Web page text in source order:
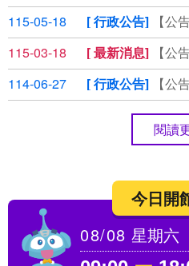
115-05-18
行政公告
【公
115-03-18
最新消息
【公告
114-06-27
行政公告 【公告】
閱讀
今日開
08/08 星期六